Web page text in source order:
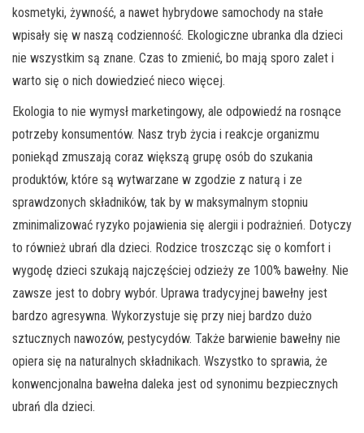
kosmetyki, żywność, a nawet hybrydowe samochody na stałe
wpisały się w naszą codzienność. Ekologiczne ubranka dla dzieci
nie wszystkim są znane. Czas to zmienić, bo mają sporo zalet i
warto się o nich dowiedzieć nieco więcej.
Ekologia to nie wymysł marketingowy, ale odpowiedź na rosnące
potrzeby konsumentów. Nasz tryb życia i reakcje organizmu
poniekąd zmuszają coraz większą grupę osób do szukania
produktów, które są wytwarzane w zgodzie z naturą i ze
sprawdzonych składników, tak by w maksymalnym stopniu
zminimalizować ryzyko pojawienia się alergii i podrażnień. Dotyczy
to również ubrań dla dzieci. Rodzice troszcząc się o komfort i
wygodę dzieci szukają najczęściej odzieży ze 100% bawełny. Nie
zawsze jest to dobry wybór. Uprawa tradycyjnej bawełny jest
bardzo agresywna. Wykorzystuje się przy niej bardzo dużo
sztucznych nawozów, pestycydów. Także barwienie bawełny nie
opiera się na naturalnych składnikach. Wszystko to sprawia, że
konwencjonalna bawełna daleka jest od synonimu bezpiecznych
ubrań dla dzieci.